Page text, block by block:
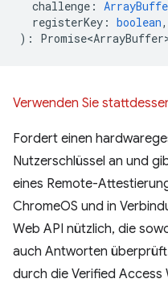
challenge :
registerKey : boolean,
) :
Verwenden Sie
Fordert einen
Nutzerschlüssel an und
eines Remote-
ChromeOS und in
Web API nützlich, die
auch Antworten
durch die Verified Access